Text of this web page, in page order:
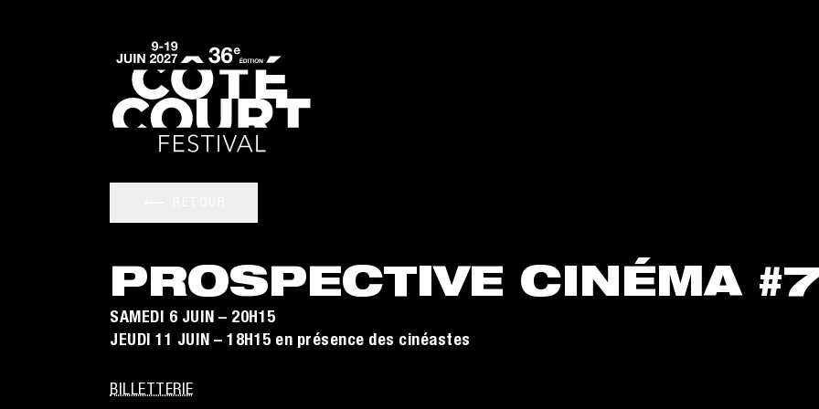
PROSPECTIVE CINÉMA
SAMEDI 6 JUIN – 20H15
JEUDI 11 JUIN – 18H15 en présence des cinéastes
BILLETTERIE